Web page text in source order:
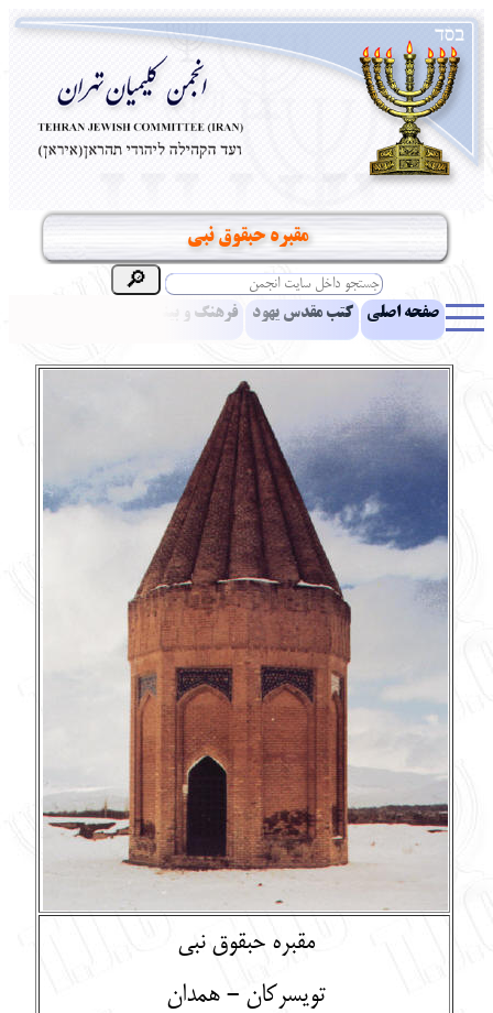
مقبره حبقوق نبي
صفحه اصلی کتب مقدس یهود فرهنگ و بینش یهود
ادبیات آموزش زبان عبری معرفی کتاب بناهای تاریخی
نشریه افق بینا نرم‌افزار تحقیق یهودیان جهان
تماس باما پرسش و پاسخ
English עברית
مقبره حبقوق نبي
تويسركان - همدان